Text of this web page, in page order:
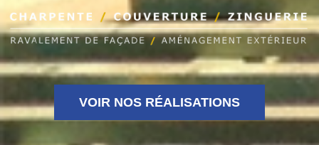
VOIR NOS RÉALISATIONS